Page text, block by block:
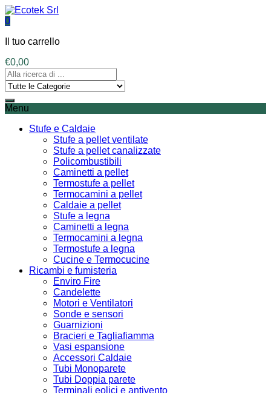
0
Il tuo carrello
€0,00
Menu
Stufe e Caldaie
Stufe a pellet ventilate
Stufe a pellet canalizzate
Policombustibili
Caminetti a pellet
Termostufe a pellet
Termocamini a pellet
Caldaie a pellet
Stufe a legna
Caminetti a legna
Termocamini a legna
Termostufe a legna
Cucine e Termocucine
Ricambi e fumisteria
Enviro Fire
Candelette
Motori e Ventilatori
Sonde e sensori
Guarnizioni
Bracieri e Tagliafiamma
Vasi espansione
Accessori Caldaie
Tubi Monoparete
Tubi Doppia parete
Terminali eolici e antivento